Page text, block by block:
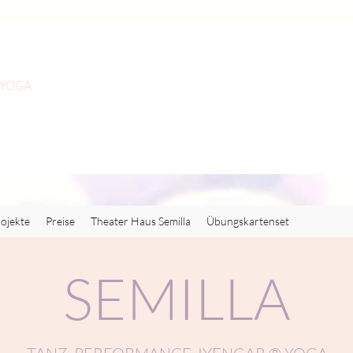
Preise Theater Haus Semilla Übungskartenset
SEMILLA